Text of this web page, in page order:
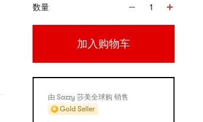
数量 1
加入购物车
由 Sazzy 莎美全球购 销售
Gold Seller